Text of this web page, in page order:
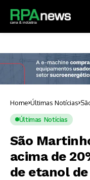
Home Últimas Notícias
Últimas Notícias
São
acima de
de etanol